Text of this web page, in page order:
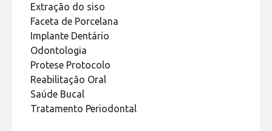
Extração do siso
Faceta de Porcelana
Implante Dentário
Odontologia
Protese Protocolo
Reabilitação Oral
Saúde Bucal
Tratamento Periodontal